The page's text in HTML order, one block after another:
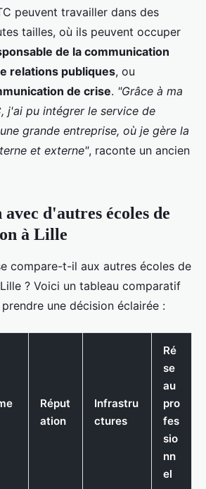
peuvent travailler dans des
tailles, où ils peuvent occuper
de la communication
relations publiques, ou
de crise. "Grâce à ma
j'ai pu intégrer le service de
grande entreprise, où je gère la
et externe", raconte un ancien
d'autres écoles de
à Lille
compare-t-il aux autres écoles de
? Voici un tableau comparatif
une décision éclairée :
Réput
ation
Infrastru
ctures
Ré
se
au
pro
fes
sio
nn
el